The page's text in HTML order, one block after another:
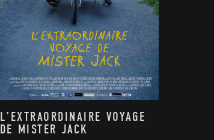
L’EXTRAORDINAIRE VOYAGE
DE MISTER JACK